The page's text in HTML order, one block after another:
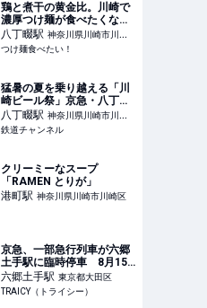
鶏と煮干の黄金比。川崎で
濃厚つけ麺が食べたくなっ
た時に重宝したいお店【つ
けめん 三三㐂/川崎】|つけ
麺食べたい！
八丁畷駅 神奈川県川崎市川崎
区
つけ麺食べたい！
猛暑の夏を乗り越える「川
崎ビール祭」京急・八丁畷
駅前で今年も開催へ | 鉄道
ニュース | 鉄道チャンネル
八丁畷駅 神奈川県川崎市川崎
区
鉄道チャンネル
クリーミーなスープ
「RAMEN とりが」
港町駅 神奈川県川崎市川崎区
京急、一部急行列車が六郷
土手駅に臨時停車 8月15
日の花火大会に合わせて -
TRAICY（トライシー）
六郷土手駅 東京都大田区
TRAICY（トライシー）